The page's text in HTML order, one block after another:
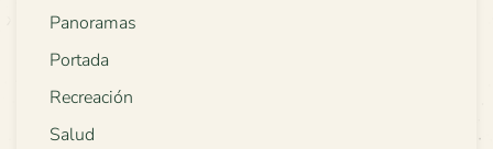
Panoramas
Portada
Recreación
Salud